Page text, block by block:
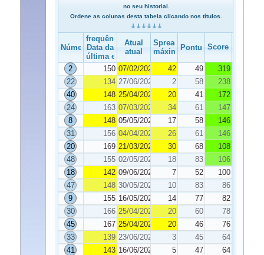
no seu historial.
Ordene as colunas desta tabela clicando nos títulos.
Número
frequência
Data da
última edição
Atual
atual
Spread
máximoPontuaçãoScore
2 150 07/02/2023 42 49
319
22
134 27/06/2023 2 58
238
40
148 25/04/2023 20 41
172
24
163 07/03/2023 34 61
147
8
148 05/05/2023 17 58
146
31
156 04/04/2023 26 61
146
20
169 21/03/2023 30 68
108
48
155 02/05/2023 18 83
106
18
142 09/06/2023 7 52
100
47
148 30/05/2023 10 83
86
9
155 16/05/2023 14 77
82
30
166 25/04/2023 20 60
78
45
167 25/04/2023 20 46
76
33
139 23/06/2023 3 45
64
41
143 16/06/2023 5 47
64